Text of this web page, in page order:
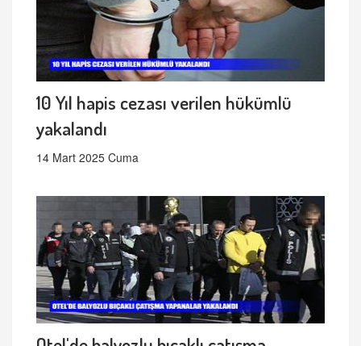
10 Yıl hapis cezası verilen hükümlü
yakalandı
14 Mart 2025 Cuma